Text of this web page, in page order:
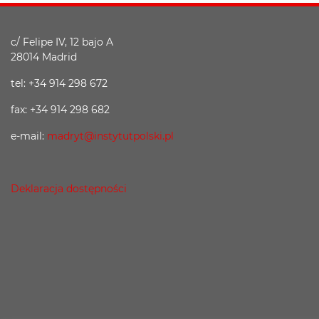
c/ Felipe IV, 12 bajo A
28014 Madrid
tel: +34 914 298 672
fax: +34 914 298 682
e-mail: madryt@instytutpolski.pl
Deklaracja dostępności